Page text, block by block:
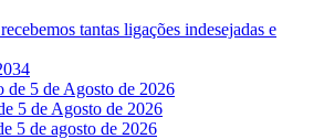
tantas ligações indesejadas e
de 5 de Agosto de 2026
5 de Agosto de 2026
5 de agosto de 2026